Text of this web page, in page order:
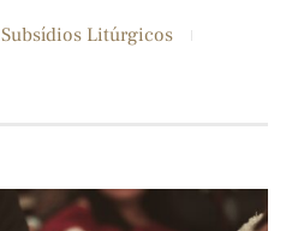
Subsídios Litúrgicos